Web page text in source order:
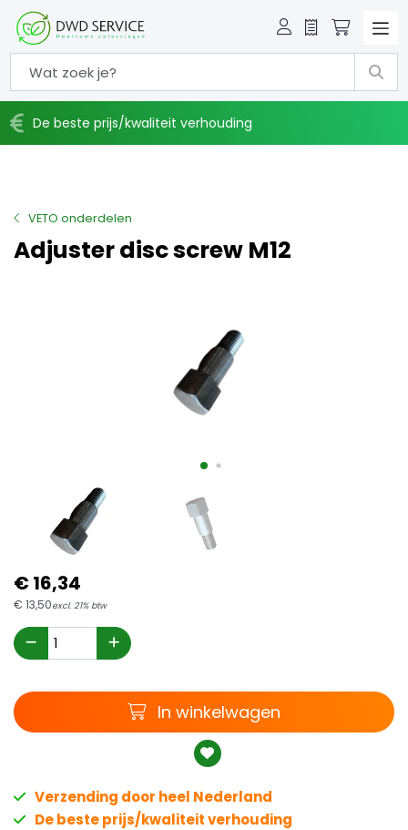
Offerte
De beste prijs/kwaliteit verhouding
VETO onderdelen
Adjuster disc screw M12
€16,34
€ 13,50excl. 21% btw
Winkelwagen
In winkelwagen
Verzending door heel Nederland
De beste prijs/kwaliteit verhouding